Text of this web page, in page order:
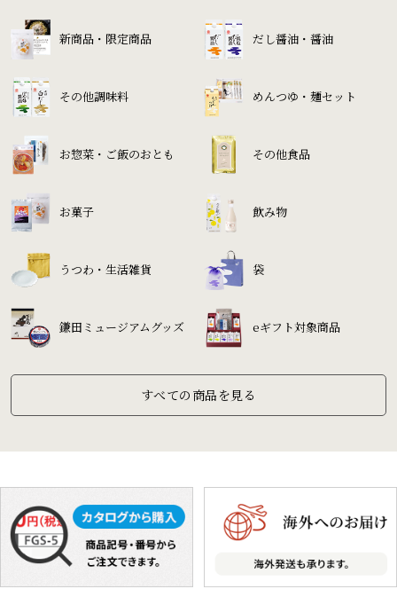
新商品・限定商品 だし醤油・醤油
その他調味料 めんつゆ・麺セット
お惣菜・ご飯のおとも その他食品
お菓子 飲み物
うつわ・生活雑貨 袋
鎌田ミュージアムグッズ eギフト対象商品
すべての商品を見る